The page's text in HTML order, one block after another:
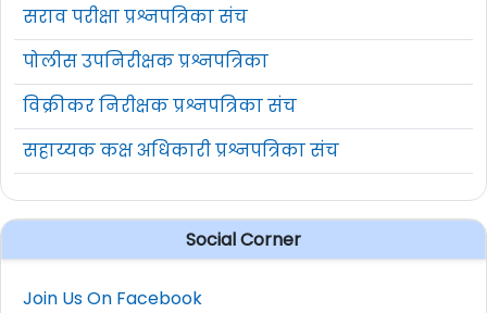
सराव परीक्षा प्रश्नपत्रिका संच
पोलीस उपनिरीक्षक प्रश्नपत्रिका
विक्रीकर निरीक्षक प्रश्नपत्रिका संच
सहाय्यक कक्ष अधिकारी प्रश्नपत्रिका संच
Social Corner
Join Us On Facebook